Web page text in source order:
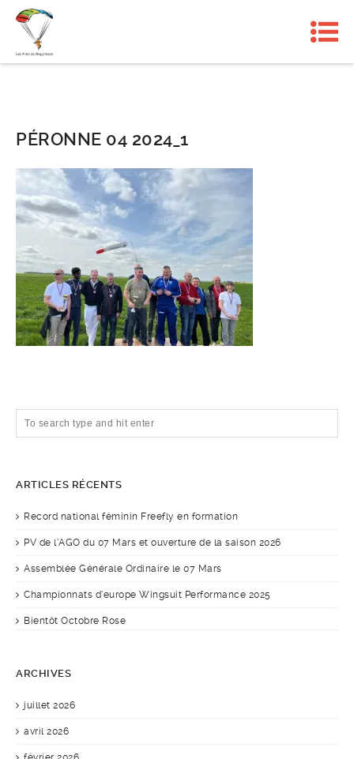
PÉRONNE 04 2024_1
ARTICLES RÉCENTS
Record national féminin Freefly en formation
PV de l’AGO du 07 Mars et ouverture de la saison 2026
Assemblée Générale Ordinaire le 07 Mars
Championnats d’europe Wingsuit Performance 2025
Bientôt Octobre Rose
ARCHIVES
juillet 2026
avril 2026